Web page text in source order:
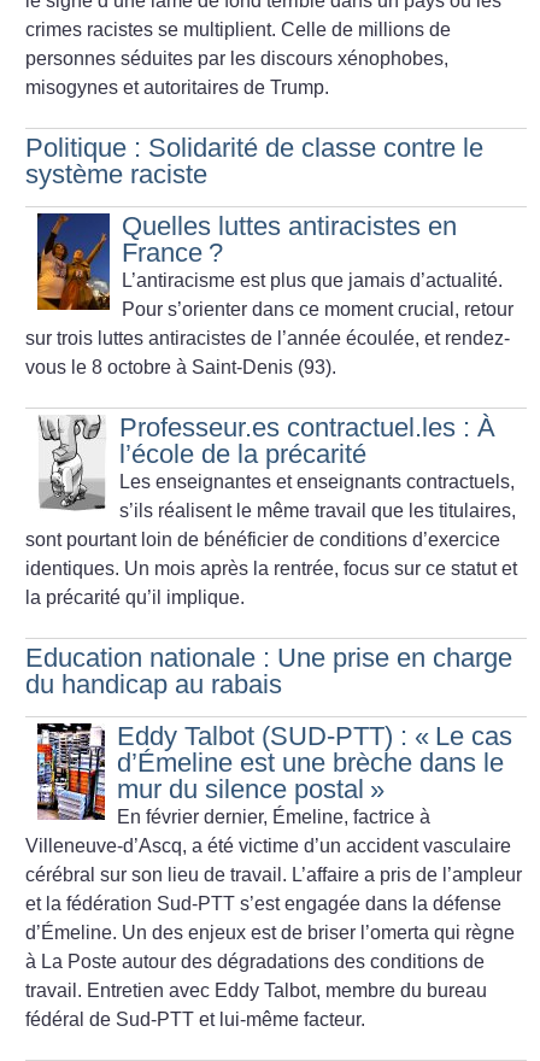
crimes racistes se multiplient. Celle de millions de
personnes séduites par les discours xénophobes,
misogynes et autoritaires de Trump.
Politique : Solidarité de classe contre le
système raciste
Quelles luttes antiracistes en
France ?
L’antiracisme est plus que jamais d’actualité.
Pour s’orienter dans ce moment crucial, retour
sur trois luttes antiracistes de l’année écoulée, et rendez-
vous le 8 octobre à Saint-Denis (93).
Professeur.es contractuel.les : À
l’école de la précarité
Les enseignantes et enseignants contractuels,
s’ils réalisent le même travail que les titulaires,
sont pourtant loin de bénéficier de conditions d’exercice
identiques. Un mois après la rentrée, focus sur ce statut et
la précarité qu’il implique.
Education nationale : Une prise en charge
du handicap au rabais
Eddy Talbot (SUD-PTT) : « Le cas
d’Émeline est une brèche dans le
mur du silence postal »
En février dernier, Émeline, factrice à
Villeneuve-d’Ascq, a été victime d’un accident vasculaire
cérébral sur son lieu de travail. L’affaire a pris de l’ampleur
et la fédération Sud-PTT s’est engagée dans la défense
d’Émeline. Un des enjeux est de briser l’omerta qui règne
à La Poste autour des dégradations des conditions de
travail. Entretien avec Eddy Talbot, membre du bureau
fédéral de Sud-PTT et lui-même facteur.